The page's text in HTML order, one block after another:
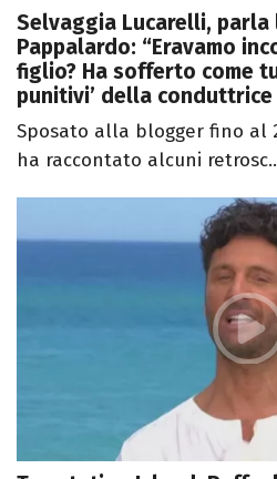
Selvaggia Lucarelli, parla
Pappalardo: “Eravamo
figlio? Ha sofferto come
punitivi’ della conduttrice
Sposato alla blogger fino al
ha raccontato alcuni